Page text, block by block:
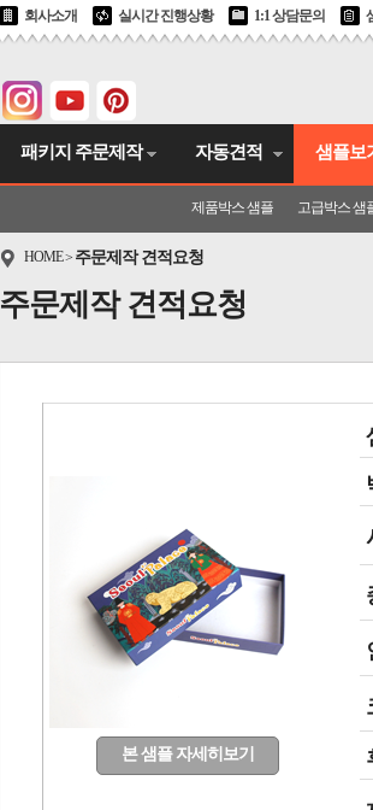
회사소개 실시간 진행상황 1:1 상담문의
패키지 주문제작 자동견적 샘플보
제품박스 샘플 고급박스 샘
HOME> 주문제작 견적요청
주문제작 견적요청
본 샘플 자세히보기